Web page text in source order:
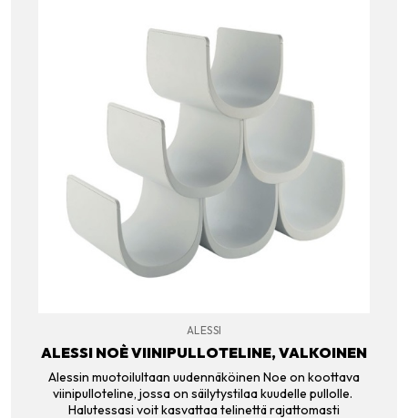
ALESSI
ALESSI NOÈ VIINIPULLOTELINE, VALKOINEN
Alessin muotoilultaan uudennäköinen Noe on koottava
viinipulloteline, jossa on säilytystilaa kuudelle pullolle.
Halutessasi voit kasvattaa telinettä rajattomasti